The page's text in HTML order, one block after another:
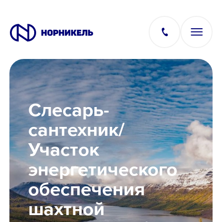
Вакансии
Производство
Офис
IT
Студентам
Слесарь-
сантехник/
Участок
энергетического
обеспечения
шахтной